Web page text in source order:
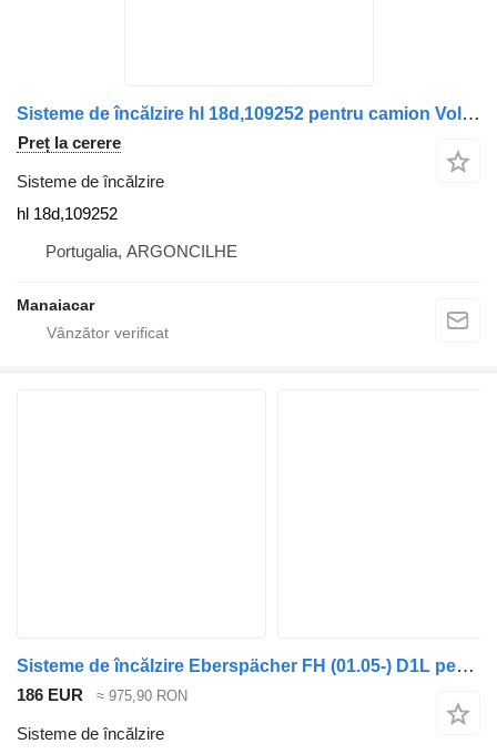
Sisteme de încălzire hl 18d,109252 pentru camion Volvo FL/FM/FH/VN/VNL/VNX/FMX/F/N
Preț la cerere
Sisteme de încălzire
hl 18d,109252
Portugalia, ARGONCILHE
Manaiacar
Sisteme de încălzire Eberspächer FH (01.05-) D1L pentru camion Volvo FH12, FH16, NH12, FH, VNL780 (1993-2014)
186 EUR ≈ 975,90 RON
Sisteme de încălzire